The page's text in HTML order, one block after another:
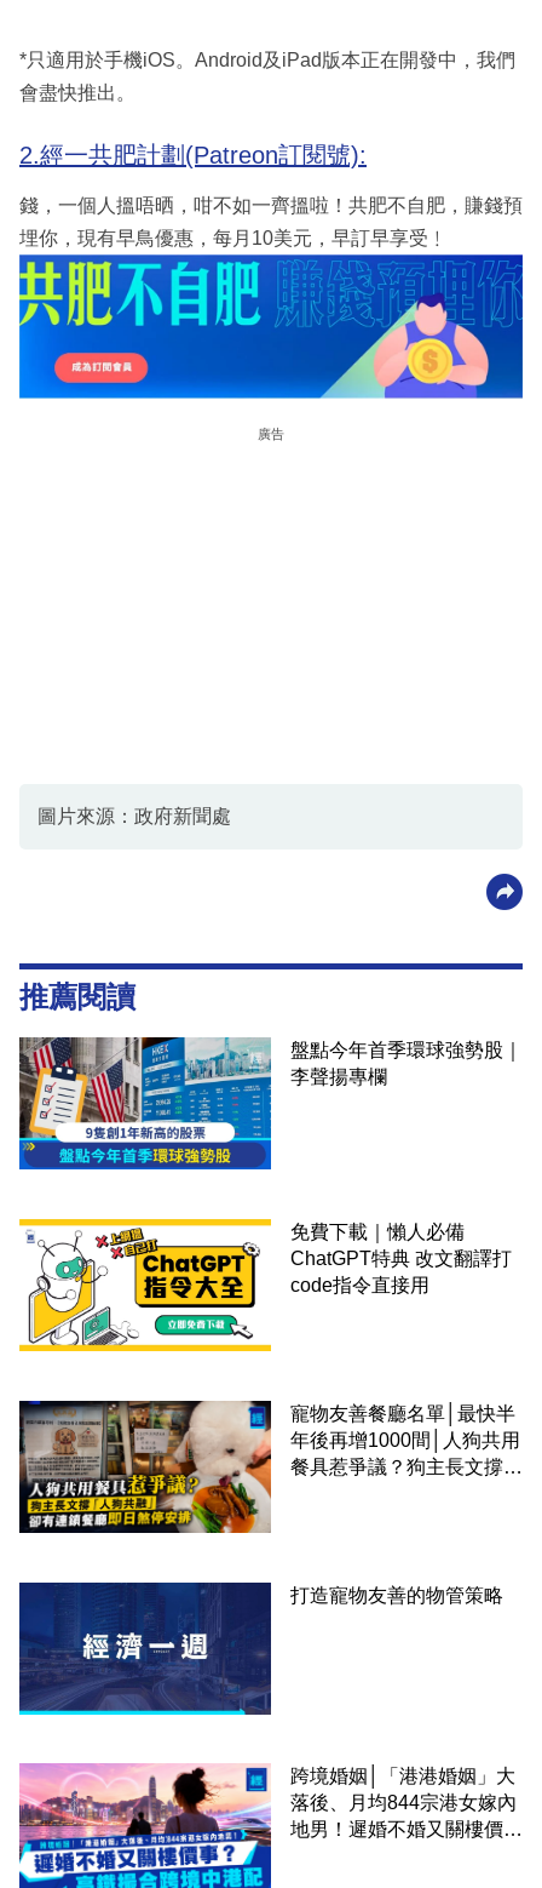
*只適用於手機iOS。Android及iPad版本正在開發中，我們
會盡快推出。
2.經一共肥計劃(Patreon訂閱號):
錢，一個人搵唔晒，咁不如一齊搵啦！共肥不自肥，賺錢預
埋你，現有早鳥優惠，每月10美元，早訂早享受﹗
廣告
圖片來源：政府新聞處
推薦閱讀
盤點今年首季環球強勢股｜
李聲揚專欄
免費下載｜懶人必備
ChatGPT特典 改文翻譯打
code指令直接用
寵物友善餐廳名單│最快半
年後再增1000間│人狗共用
餐具惹爭議？狗主長文撐
打造寵物友善的物管策略
跨境婚姻│「港港婚姻」大
落後、月均844宗港女嫁內
地男！遲婚不婚又關樓價